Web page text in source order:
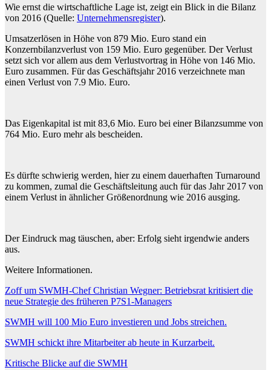
Wie ernst die wirtschaftliche Lage ist, zeigt ein Blick in die Bilanz
von 2016 (Quelle: Unternehmensregister).
Umsatzerlösen in Höhe von 879 Mio. Euro stand ein
Konzernbilanzverlust von 159 Mio. Euro gegenüber. Der Verlust
setzt sich vor allem aus dem Verlustvortrag in Höhe von 146 Mio.
Euro zusammen. Für das Geschäftsjahr 2016 verzeichnete man
einen Verlust von 7.9 Mio. Euro.
Das Eigenkapital ist mit 83,6 Mio. Euro bei einer Bilanzsumme von
764 Mio. Euro mehr als bescheiden.
Es dürfte schwierig werden, hier zu einem dauerhaften Turnaround
zu kommen, zumal die Geschäftsleitung auch für das Jahr 2017 von
einem Verlust in ähnlicher Größenordnung wie 2016 ausging.
Der Eindruck mag täuschen, aber: Erfolg sieht irgendwie anders
aus.
Weitere Informationen.
Zoff um SWMH-Chef Christian Wegner: Betriebsrat kritisiert die
neue Strategie des früheren P7S1-Managers
SWMH will 100 Mio Euro investieren und Jobs streichen.
SWMH schickt ihre Mitarbeiter ab heute in Kurzarbeit.
Kritische Blicke auf die SWMH